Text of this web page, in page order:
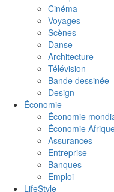
Cinéma
Voyages
Scènes
Danse
Architecture
Télévision
Bande dessinée
Design
Économie
Économie
Économie
Assurances
Entreprise
Banques
Emploi
LifeStyle